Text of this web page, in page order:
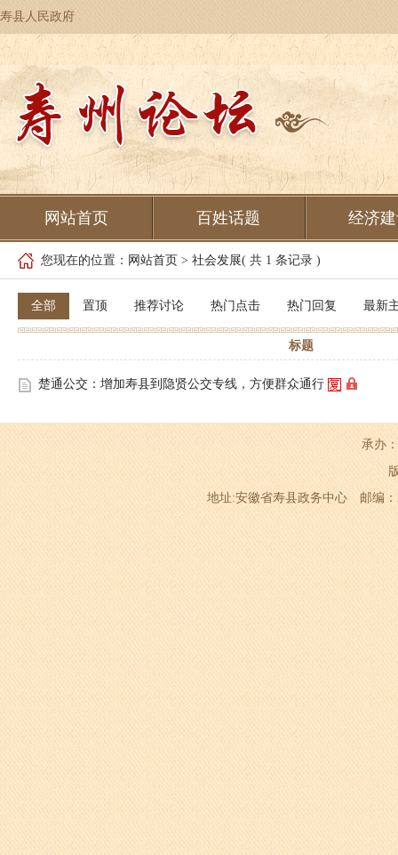
寿县人民政府
网站首页 百姓话题 经济
您现在的位置： 网站首页 > 社会发展( 共 1 条记录 )
全部 置顶 推荐讨论 热门点击 热门回复 最新
标题
楚通公交：增加寿县到隐贤公交专线，方便群众通行
承办
地址:安徽省寿县政务中心 邮编：